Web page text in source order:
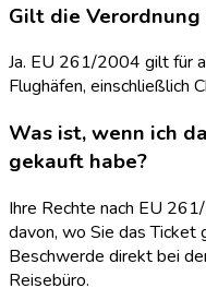
Gilt die
Ja. EU 261/2004 gilt für
Flughäfen, einschließlich
Was ist, wenn ich
gekauft habe?
Ihre Rechte nach EU
davon, wo Sie das Ticket
Beschwerde direkt bei
Reisebüro.